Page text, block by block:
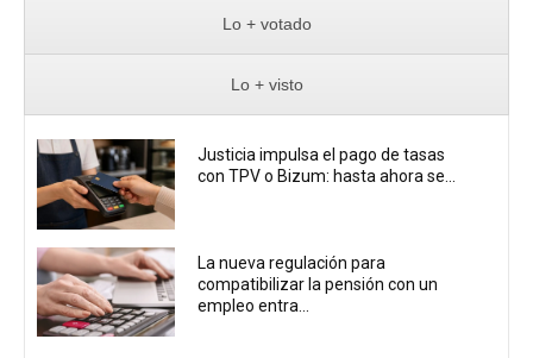
Lo + votado
Lo + visto
Justicia impulsa el pago de tasas
con TPV o Bizum: hasta ahora se...
La nueva regulación para
compatibilizar la pensión con un
empleo entra...